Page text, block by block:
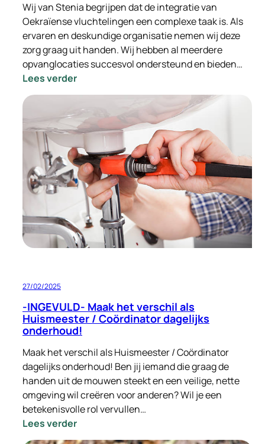
Wij van Stenia begrijpen dat de integratie van
Oekraïense vluchtelingen een complexe taak is. Als
ervaren en deskundige organisatie nemen wij deze
zorg graag uit handen. Wij hebben al meerdere
opvanglocaties succesvol ondersteund en bieden…
Lees verder:
Ondersteuning
bij
de
integratie
van
Oekraïense
vluchtelingen
–
Wij
nemen
de
zorg
27/02/2025
-INGEVULD- Maak het verschil als
Huismeester / Coördinator dagelijks
onderhoud!
Maak het verschil als Huismeester / Coördinator
dagelijks onderhoud! Ben jij iemand die graag de
handen uit de mouwen steekt en een veilige, nette
omgeving wil creëren voor anderen? Wil je een
betekenisvolle rol vervullen…
Lees verder:
-